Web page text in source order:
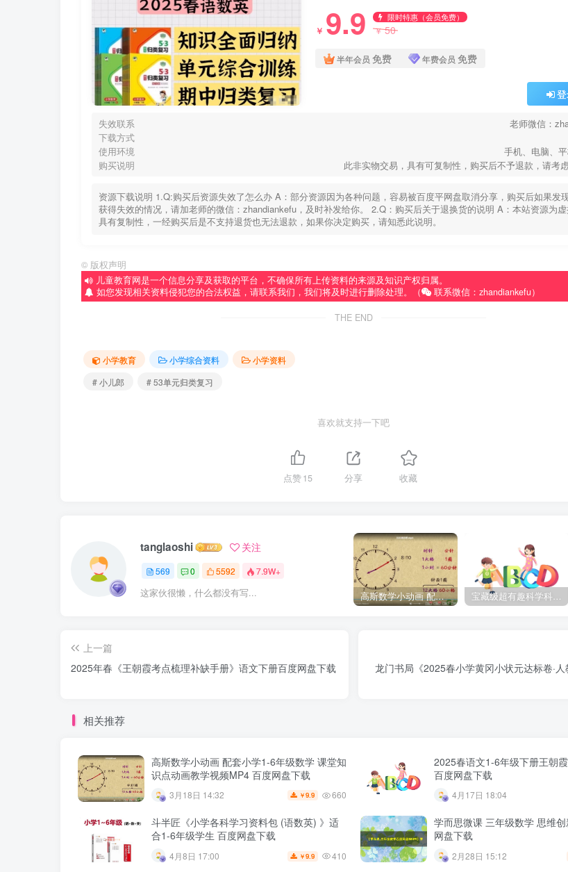
￥ 9.9 限时特惠（会员免费）
￥50
半年会员 免费 年费会员 免费
失效联系
老师微信：
下载方式
使用环境
手机、电脑、
购买说明
此非实物交易，具有可复制性，购买后不予退款，请考
资源下载说明 1.Q:购买后资源失效了怎么办 A：部分资源因为各种问题，容易被百度平网盘取消分享，购买后如果发
获得失效的情况，请加老师的微信：zhandiankefu，及时补发给你。 2.Q：购买后关于退换货的说明 A：本站资源为虚
具有复制性，一经购买后是不支持退货也无法退款，如果你决定购买，请知悉此说明。
© 版权声明
儿童教育网是一个信息分享及获取的平台，不确保所有上传资料的来源及知识产权归属。
如您发现相关资料侵犯您的合法权益，请联系我们，我们将及时进行删除处理。（
联系微信：zhandiankefu）
THE END
小学教育 小学综合资料
小学资料
# 小儿郎
# 53单元归类复习
喜欢就支持一下吧
点赞15 分享 收藏
tanglaoshi 关注
569 0 5592 7.9W+
这家伙很懒，什么都没有写... 高斯数学小动画 配套小学1-6年级数学 课堂知识点动画教学视频MP4 百度网盘下载 宝藏级超有趣科学科普动画《土豆逗严肃科普》第二季 百度网盘下载
上一篇
2025年春《王朝霞考点梳理补缺手册》语文下册百度网盘下载
龙门书局《2025春小学黄冈小状元达标卷·人
相关推荐
高斯数学小动画 配套小学1-6年级数学 课堂知
识点动画教学视频MP4 百度网盘下载
3月18日 14:32 ￥9.9 660
2025春语文1-6年级下册王朝霞
百度网盘下载
4月17日 18:04
斗半匠《小学各科学习资料包 (语数英) 》适
合1-6年级学生 百度网盘下载
4月8日 17:00 ￥9.9 410
学而思微课 三年级数学 思维
网盘下载
2月28日 15:12